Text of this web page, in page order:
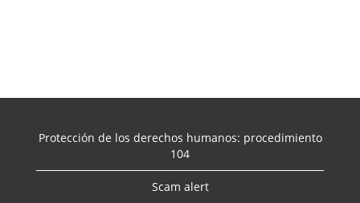
Protección de los derechos humanos: procedimiento
104
Scam alert